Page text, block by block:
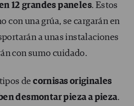
12 grandes paneles. Estos
con una grúa, se cargarán en
a unas instalaciones
con sumo cuidado.
decornisas originales
desmontar pieza a pieza.